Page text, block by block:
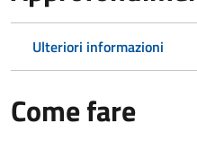
Ulteriori informazioni
Come fare